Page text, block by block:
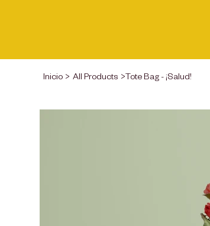
Inicio > All Products > Tote Bag - ¡Salud!